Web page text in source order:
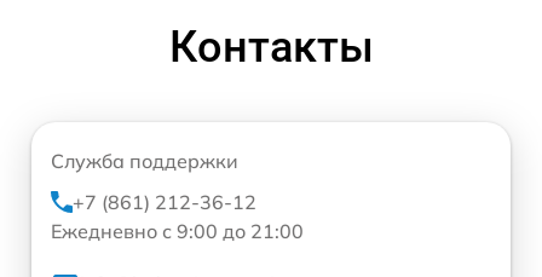
Контакты
Служба поддержки
+7 (861) 212-36-12
Ежедневно с 9:00 до 21:00